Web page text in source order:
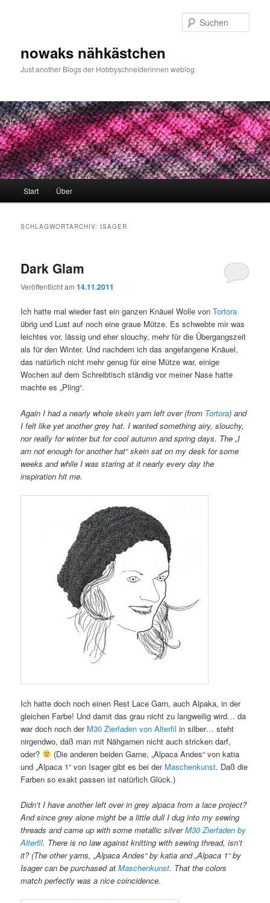
nowaks nähkästchen
Just another Blogs der Hobbyschneiderinnen weblog
Start Über
SCHLAGWORTARCHIV: ISAGER
Dark Glam
Veröffentlicht am14.11.2011
Ich hatte mal wieder fast ein ganzen Knäuel Wolle vonTortora
übrig und Lust auf noch eine graue Mütze. Es schwebte mir was
leichtes vor, lässig und eher slouchy, mehr für die Übergangszeit
als für den Winter. Und nachdem ich das angefangene Knäuel,
das natürlich nicht mehr genug für eine Mütze war, einige
Wochen auf dem Schreibtisch ständig vor meiner Nase hatte
machte es „Pling“.
Again I had a nearly whole skein yarn left over (from Tortora) and
I felt like yet another grey hat. I wanted something airy, slouchy,
nor really for winter but for cool autumn and spring days. The „I
am not enough for another hat“ skein sat on my desk for some
weeks and while I was staring at it nearly every day the
inspiration hit me.
Ich hatte doch noch einen Rest Lace Garn, auch Alpaka, in der
gleichen Farbe! Und damit das grau nicht zu langweilig wird… da
war doch noch der M30 Zierfaden von Alterfil in silber… steht
nirgendwo, daß man mit Nähgarnen nicht auch stricken darf,
oder?
(Die anderen beiden Garne, „Alpaca Andes“ von katia
und „Alpaca 1“ von Isager gibt es bei der Maschenkunst. Daß die
Farben so exakt passen ist natürlich Glück.)
Didn’t I have another left over in grey alpaca from a lace project?
And since grey alone might be a little dull I dug into my sewing
threads and came up with some metallic silverM30 Zierfaden by
Alterfil. There is no law against knitting with sewing thread, isn’t
it? (The other yarns, „Alpaca Andes“ by katia and „Alpaca 1“ by
Isager can be purchased at Maschenkunst. That the colors
match perfectly was a nice coincidence.